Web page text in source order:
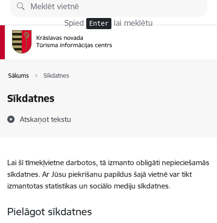
Pāriet uz lapas saturu
Spied Enter lai meklētu
Sākums Sīkdatnes
Sīkdatnes
Atskaņot tekstu
Lai šī tīmekļvietne darbotos, tā izmanto obligāti nepieciešamās
sīkdatnes. Ar Jūsu piekrišanu papildus šajā vietnē var tikt
izmantotas statistikas un sociālo mediju sīkdatnes.
Pielāgot sīkdatnes